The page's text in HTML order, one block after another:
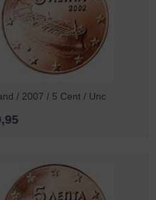
/ 2007 / 5 Cent / Unc